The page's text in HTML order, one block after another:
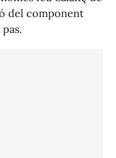
del component